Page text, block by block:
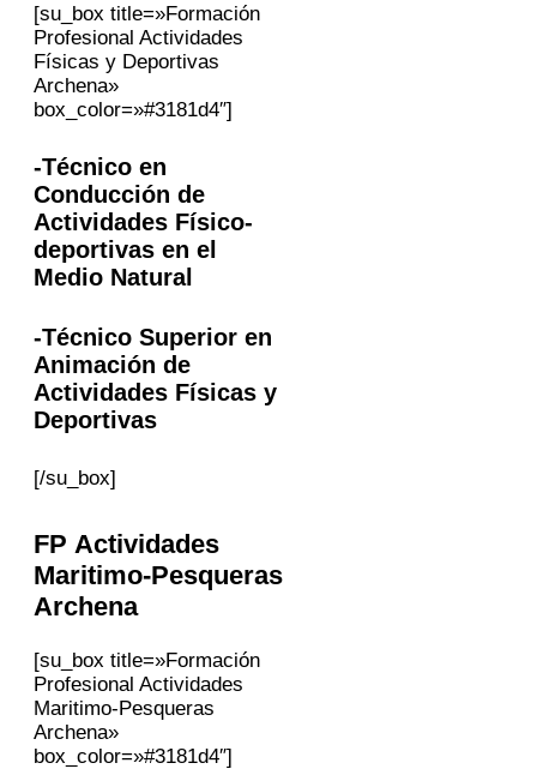
[su_box title=»Formación
Profesional Actividades
Físicas y Deportivas
Archena»
box_color=»#3181d4″]
-Técnico en
Conducción de
Actividades Físico-
deportivas en el
Medio Natural
-Técnico Superior en
Animación de
Actividades Físicas y
Deportivas
[/su_box]
FP Actividades
Maritimo-Pesqueras
Archena
[su_box title=»Formación
Profesional Actividades
Maritimo-Pesqueras
Archena»
box_color=»#3181d4″]